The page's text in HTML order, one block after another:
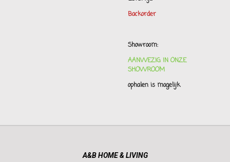
Backorder
Showroom:
AANWEZIG IN ONZE
SHOWROOM
ophalen is mogelijk
A&B HOME & LIVING